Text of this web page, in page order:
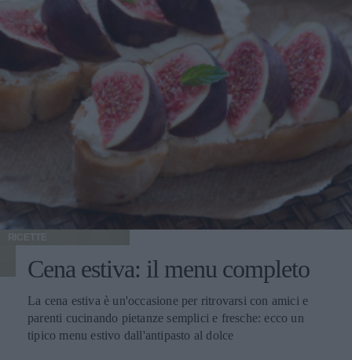
RICETTE
Cena estiva: il menu completo
La cena estiva è un'occasione per ritrovarsi con amici e
parenti cucinando pietanze semplici e fresche: ecco un
tipico menu estivo dall'antipasto al dolce